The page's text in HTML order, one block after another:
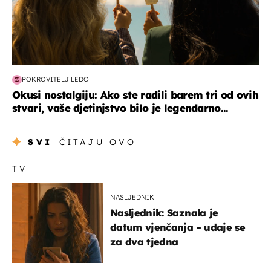
POKROVITELJ LEDO
Okusi nostalgiju: Ako ste radili barem tri od ovih
stvari, vaše djetinjstvo bilo je legendarno...
SVI ČITAJU OVO
TV
NASLJEDNIK
Nasljednik: Saznala je
datum vjenčanja - udaje se
za dva tjedna